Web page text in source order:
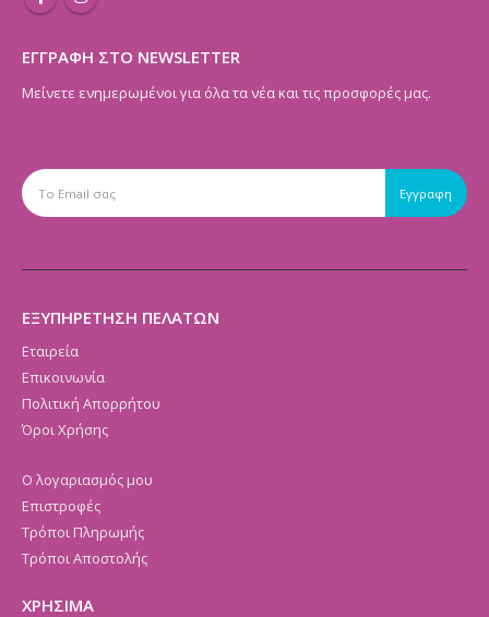
ΕΓΓΡΑΦΗ ΣΤΟ NEWSLETTER
Μείνετε ενημερωμένοι για όλα τα νέα και τις προσφορές μας.
ΕΞΥΠΗΡΕΤΗΣΗ ΠΕΛΑΤΩΝ
Εταιρεία
Επικοινωνία
Πολιτική Απορρήτου
Όροι Χρήσης
Ο λογαριασμός μου
Επιστροφές
Τρόποι Πληρωμής
Τρόποι Αποστολής
ΧΡΗΣΙΜΑ